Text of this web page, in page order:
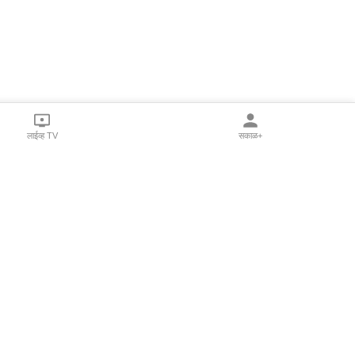
लाईव्ह TV सकाळ+